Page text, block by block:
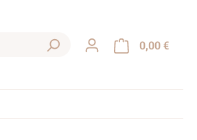
0,00 €